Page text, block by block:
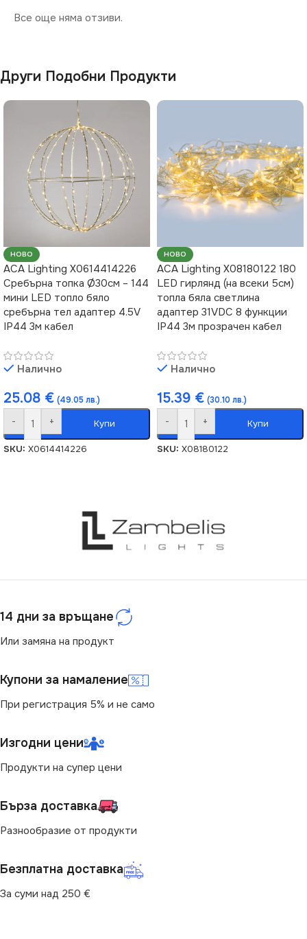
Все още няма отзиви.
Други Подобни Продукти
НОВО
ACA Lighting X0614414226
Сребърна топка Ø30см – 144
мини LED топло бяло
сребърна тел адаптер 4.5V
IP44 3м кабел
Налично
25.08 € (49.05 лв.)
- + Купи
SKU: X0614414226
НОВО
ACA Lighting X08180122 180
LED гирлянд (на всеки 5см)
топла бяла светлина
адаптер 31VDC 8 функции
IP44 3м прозрачен кабел
Налично
15.39 € (30.10 лв.)
- + Купи
SKU: X08180122
14 дни за връщане
Или замяна на продукт
Купони за намаление
При регистрация 5% и не само
Изгодни цени
Продукти на супер цени
Бърза доставка
Разнообразие от продукти
Безплатна доставка
За суми над 250 €